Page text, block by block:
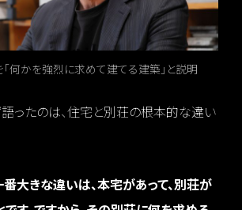
何かを強烈に求めて建てる建築」と説明
ったのは、住宅と別荘の根本的な違い
番大きな違いは、本宅があって、別荘が